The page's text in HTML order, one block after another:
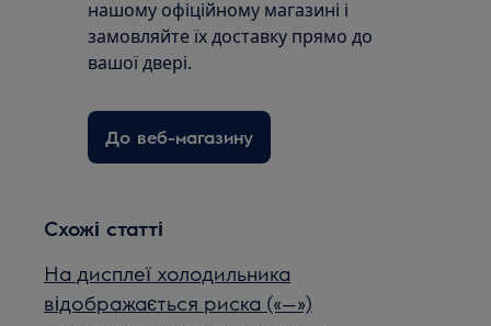
нашому офіційному магазині і
замовляйте їх доставку прямо до
вашої двері.
До веб-магазину
Схожі статті
На дисплеї холодильника
відображається риска («—»)